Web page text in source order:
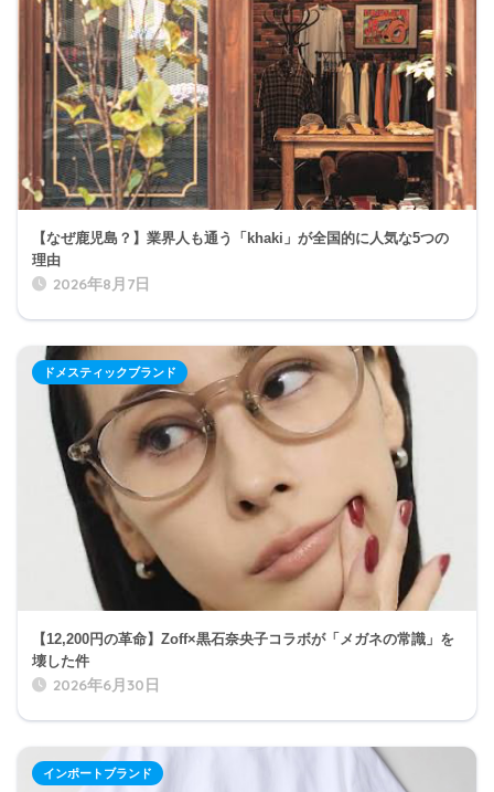
【なぜ鹿児島？】業界人も通う「khaki」が全国的に人気な5つの
理由
2026年8月7日
【12,200円の革命】Zoff×黒石奈央子コラボが「メガネの常識」を
壊した件
2026年6月30日
ドメスティックブランド
インポートブランド